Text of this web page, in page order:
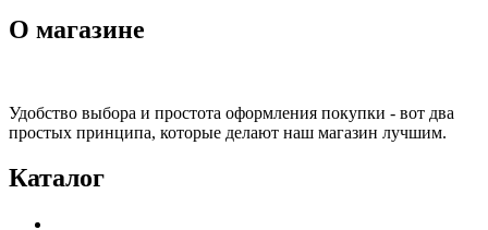
О магазине
Удобство выбора и простота оформления покупки - вот два
простых принципа, которые делают наш магазин лучшим.
Каталог